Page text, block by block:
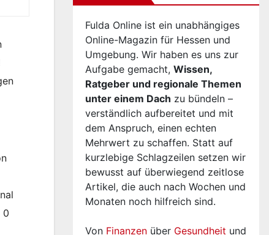
0
Fulda Online ist ein unabhängiges
Online-Magazin für Hessen und
Umgebung. Wir haben es uns zur
Aufgabe gemacht, Wissen,
Ratgeber und regionale Themen
unter einem Dach zu bündeln –
verständlich aufbereitet und mit
dem Anspruch, einen echten
Mehrwert zu schaffen. Statt auf
kurzlebige Schlagzeilen setzen wir
bewusst auf überwiegend zeitlose
Artikel, die auch nach Wochen und
Monaten noch hilfreich sind.
Von Finanzen über Gesundheit und